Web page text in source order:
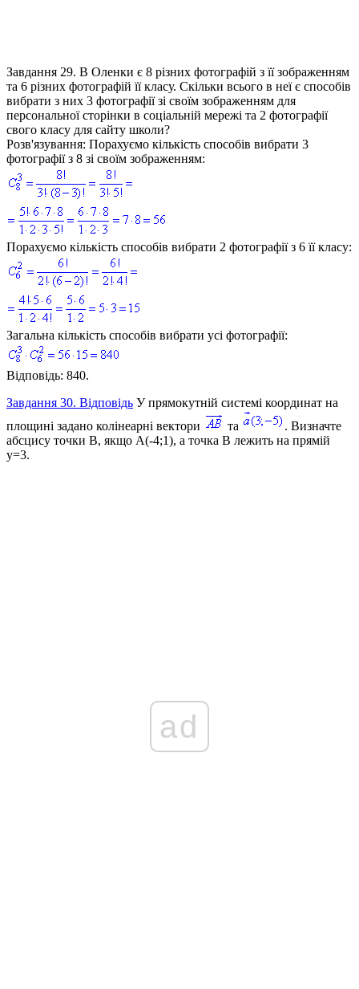
Завдання 29. В Оленки є 8 різних фотографій з її зображенням
та 6 різних фотографій її класу. Скільки всього в неї є способів
вибрати з них 3 фотографії зі своїм зображенням для
персональної сторінки в соціальній мережі та 2 фотографії
свого класу для сайту школи?
Розв'язування: Порахуємо кількість способів вибрати 3
фотографії з 8 зі своїм зображенням:
Порахуємо кількість способів вибрати 2 фотографії з 6 її класу:
Загальна кількість способів вибрати усі фотографії:
Відповідь: 840.
Завдання 30. Відповідь У прямокутній системі координат на
площині задано колінеарні вектори
та
. Визначте
абсцису точки B, якщо A(-4;1), а точка B лежить на прямій
y=3.
ad